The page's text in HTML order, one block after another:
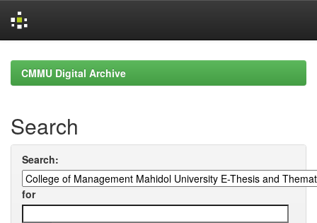
navigationCMMU Digital Archive
Search
Search:
for